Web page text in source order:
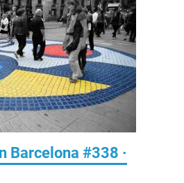
Barcelona #338 ·